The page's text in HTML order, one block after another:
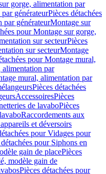
gorge, alimentation par
générateurPièces détachées
par générateurMontage sur
pour Montage sur gorge,
sur secteurPièces
sur secteurMontage
pour Montage mural,
par
mural, alimentation par
Pièces détachées
AccessoiresPièces
de lavaboPièces
Raccordements aux
et déversoirs
pour Vidages pour
pour Siphons en
gain de placePièces
modèle gain de
Pièces détachées pour